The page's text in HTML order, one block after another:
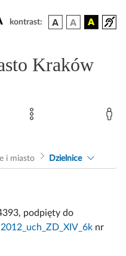
kontrast:
Kraków
i miasto Dzielnice
podpięty do
2012_uch_ZD_XIV_6k nr